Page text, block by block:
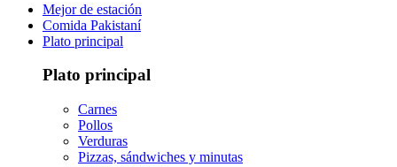
Mejor de estación
Comida Pakistaní
Plato principal
Plato principal
Carnes
Pollos
Verduras
Pizzas, sándwiches y minutas